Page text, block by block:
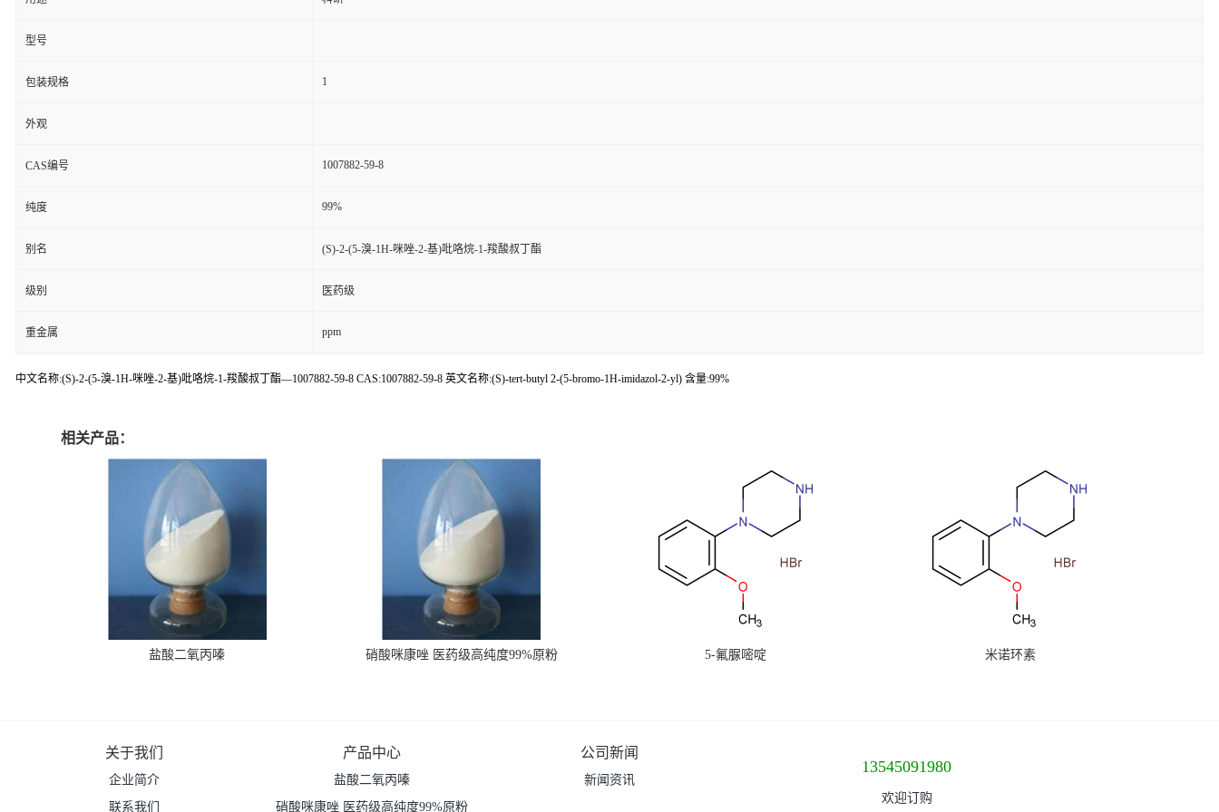
型号
包装规格 1
外观
CAS编号 1007882-59-8
纯度 99%
别名 (S)-2-(5-溴-1H-咪唑-2-基)吡咯烷-1-羧酸叔丁酯
级别 医药级
重金属 ppm
中文名称:(S)-2-(5-溴-1H-咪唑-2-基)吡咯烷-1-羧酸叔丁酯—1007882-59-8 CAS:1007882-59-8 英文名称:(S)-tert-butyl 2-(5-bromo-1H-imidazol-2-yl) 含量:99%
相关产品：
盐酸二氧丙嗪 硝酸咪康唑 医药级高纯度99%原粉 5-氟脲嘧啶 米诺环素
关于我们
企业简介
联系我们
产品中心
盐酸二氧丙嗪
硝酸咪康唑 医药级高纯度99%原粉
公司新闻
新闻资讯
13545091980
欢迎订购